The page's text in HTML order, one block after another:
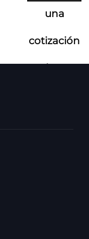
una
cotización
ahora